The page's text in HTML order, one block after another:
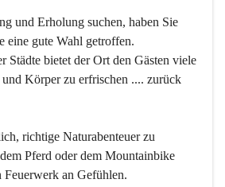
und Erholung suchen, haben Sie
eine gute Wahl getroffen.
Städte bietet der Ort den Gästen viele
Körper zu erfrischen .... zurück
richtige Naturabenteuer zu
Pferd oder dem Mountainbike
Feuerwerk an Gefühlen.